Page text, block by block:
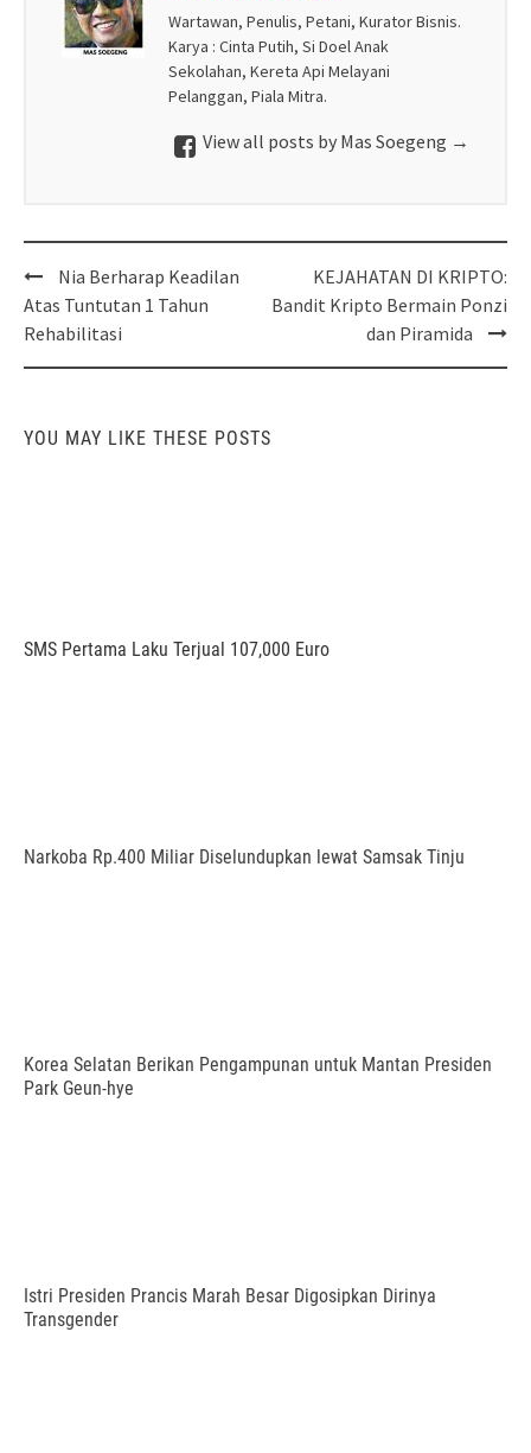
Wartawan, Penulis, Petani, Kurator Bisnis.
Karya : Cinta Putih, Si Doel Anak
Sekolahan, Kereta Api Melayani
Pelanggan, Piala Mitra.
View all posts by Mas Soegeng →
Post
navigation
Nia Berharap Keadilan
Atas Tuntutan 1 Tahun
Rehabilitasi
KEJAHATAN DI KRIPTO:
Bandit Kripto Bermain Ponzi
dan Piramida
YOU MAY LIKE THESE POSTS
SMS Pertama Laku Terjual 107,000 Euro
Narkoba Rp.400 Miliar Diselundupkan lewat Samsak Tinju
Korea Selatan Berikan Pengampunan untuk Mantan Presiden
Park Geun-hye
Istri Presiden Prancis Marah Besar Digosipkan Dirinya
Transgender